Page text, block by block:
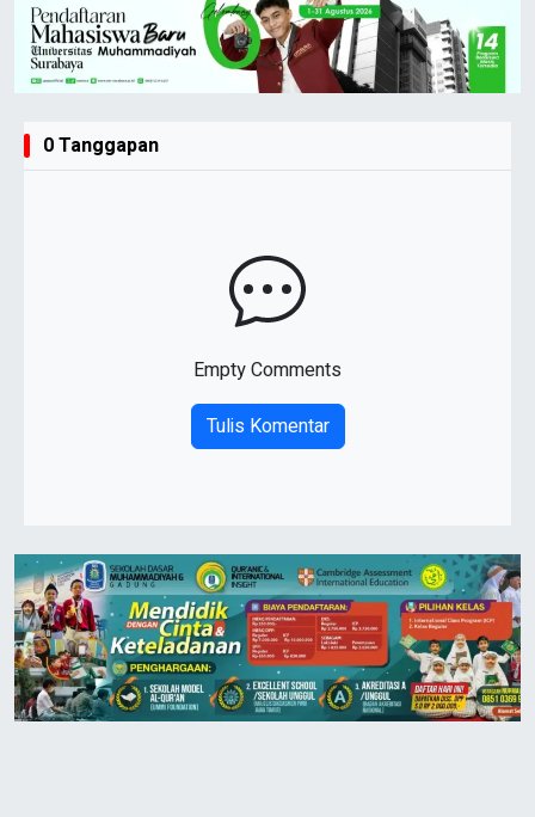
0 Tanggapan
Empty Comments
Tulis Komentar